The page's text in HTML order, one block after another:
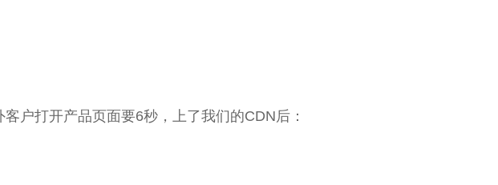
户打开产品页面要6秒，上了我们的CDN后：